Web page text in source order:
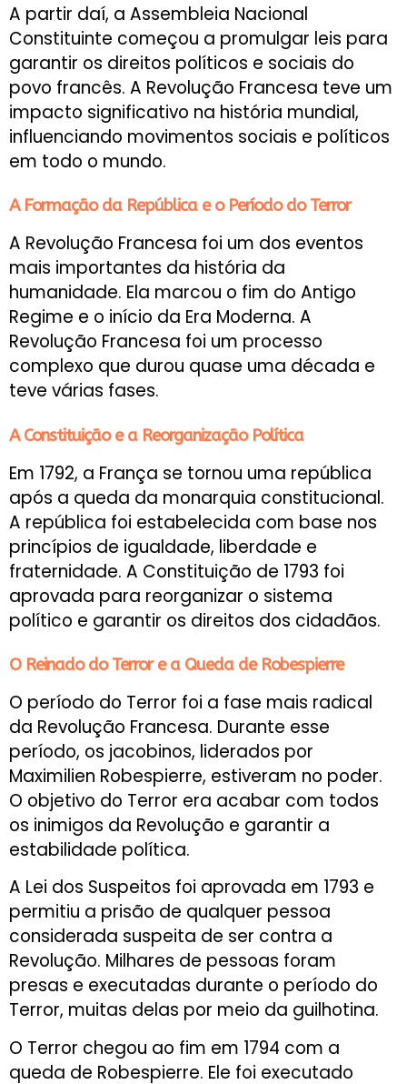
A partir daí, a Assembleia Nacional
Constituinte começou a promulgar leis para
garantir os direitos políticos e sociais do
povo francês. A Revolução Francesa teve um
impacto significativo na história mundial,
influenciando movimentos sociais e políticos
em todo o mundo.
A Formação da República e o Período do Terror
A Revolução Francesa foi um dos eventos
mais importantes da história da
humanidade. Ela marcou o fim do Antigo
Regime e o início da Era Moderna. A
Revolução Francesa foi um processo
complexo que durou quase uma década e
teve várias fases.
A Constituição e a Reorganização Política
Em 1792, a França se tornou uma república
após a queda da monarquia constitucional.
A república foi estabelecida com base nos
princípios de igualdade, liberdade e
fraternidade. A Constituição de 1793 foi
aprovada para reorganizar o sistema
político e garantir os direitos dos cidadãos.
O Reinado do Terror e a Queda de Robespierre
O período do Terror foi a fase mais radical
da Revolução Francesa. Durante esse
período, os jacobinos, liderados por
Maximilien Robespierre, estiveram no poder.
O objetivo do Terror era acabar com todos
os inimigos da Revolução e garantir a
estabilidade política.
A Lei dos Suspeitos foi aprovada em 1793 e
permitiu a prisão de qualquer pessoa
considerada suspeita de ser contra a
Revolução. Milhares de pessoas foram
presas e executadas durante o período do
Terror, muitas delas por meio da guilhotina.
O Terror chegou ao fim em 1794 com a
queda de Robespierre. Ele foi executado